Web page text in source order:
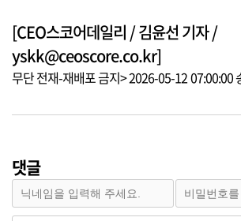
[CEO스코어데일리 / 김윤선 기자 /
yskk@ceoscore.co.kr]
무단 전재-재배포 금지> 2026-05-12 07:00:00
댓글